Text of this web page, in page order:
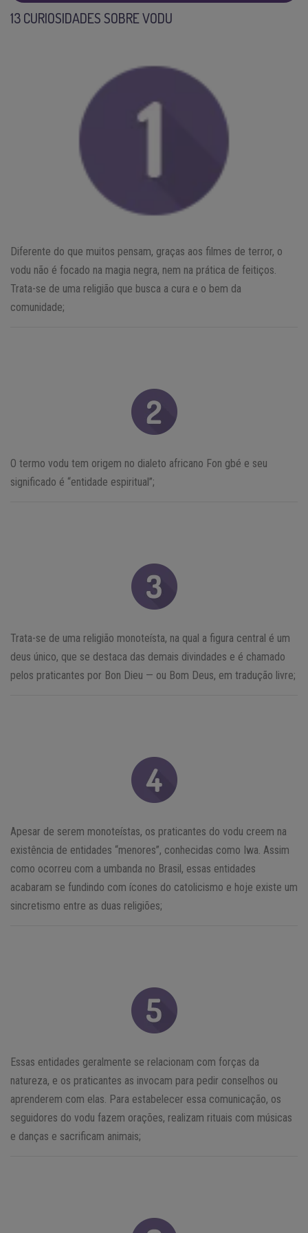
13 CURIOSIDADES SOBRE VODU
Diferente do que muitos pensam, graças aos filmes de terror, o
vodu não é focado na magia negra, nem na prática de feitiços.
Trata-se de uma religião que busca a cura e o bem da
comunidade;
O termo vodu tem origem no dialeto africano Fon gbé e seu
significado é “entidade espiritual”;
Trata-se de uma religião monoteísta, na qual a figura central é um
deus único, que se destaca das demais divindades e é chamado
pelos praticantes por Bon Dieu — ou Bom Deus, em tradução livre;
Apesar de serem monoteístas, os praticantes do vodu creem na
existência de entidades “menores”, conhecidas como Iwa. Assim
como ocorreu com a umbanda no Brasil, essas entidades
acabaram se fundindo com ícones do catolicismo e hoje existe um
sincretismo entre as duas religiões;
Essas entidades geralmente se relacionam com forças da
natureza, e os praticantes as invocam para pedir conselhos ou
aprenderem com elas. Para estabelecer essa comunicação, os
seguidores do vodu fazem orações, realizam rituais com músicas
e danças e sacrificam animais;